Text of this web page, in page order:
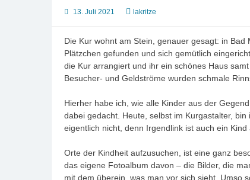
13. Juli 2021 lakritze
Die Kur wohnt am Stein, genauer gesagt: in
Plätzchen gefunden und sich gemütlich
die Kur arrangiert und ihr ein schönes Haus
Besucher- und Geldströme wurden schmale
Hierher habe ich, wie alle Kinder aus der
dabei gedacht. Heute, selbst im Kurgastalter, bin
eigentlich nicht, denn Irgendlink ist auch ein
Orte der Kindheit aufzusuchen, ist eine ganz
das eigene Fotoalbum davon – die Bilder, die
mit dem überein, was man vor sich sieht. Umso